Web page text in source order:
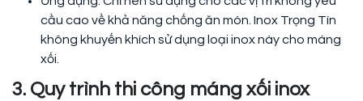
cầu cao về khả năng chống ăn mòn. Inox Trọng Tín
không khuyến khích sử dụng loại inox này cho máng
xối.
3. Quy trình thi công máng xối inox